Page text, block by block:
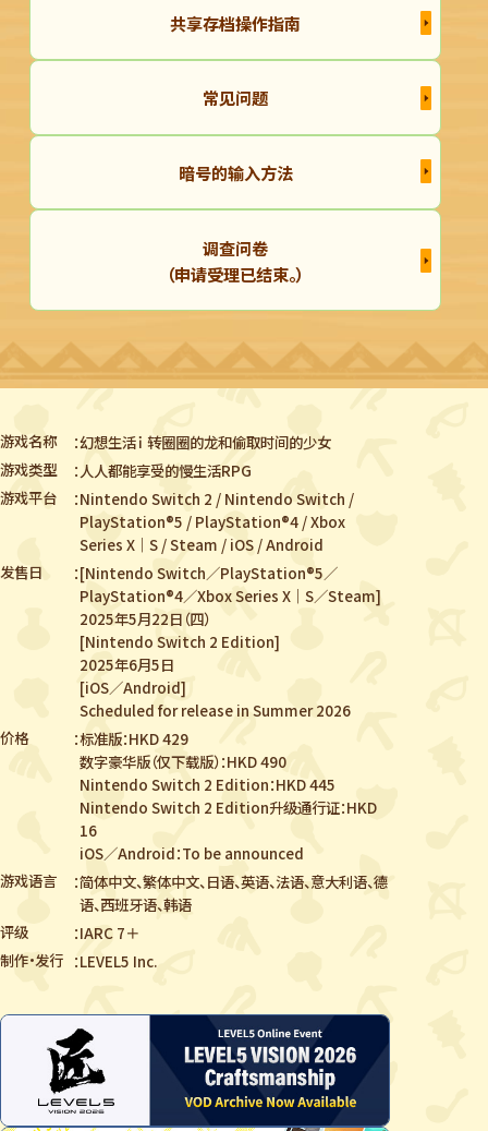
共享存档操作指南
常见问题
暗号的输入方法
调查问卷
（申请受理已结束。）
游戏名称
幻想生活ｉ 转圈圈的龙和偷取时间的少女
游戏类型
人人都能享受的慢生活RPG
游戏平台
Nintendo Switch 2 / Nintendo Switch /
PlayStation®5 / PlayStation®4 /Xbox
Series X｜S / Steam / iOS / Android
发售日
[Nintendo Switch／PlayStation®5／
PlayStation®4／Xbox Series X｜S／Steam]
2025年5月22日（四）
[Nintendo Switch 2 Edition]
2025年6月5日
[iOS／Android]
Scheduled for release in Summer 2026
价格
标准版：HKD 429
数字豪华版（仅下载版）：HKD 490
Nintendo Switch 2 Edition：HKD 445
Nintendo Switch 2 Edition升级通行证：HKD
16
iOS／Android：To be announced
游戏语言
简体中文、繁体中文、日语、英语、法语、意大利语、德
语、西班牙语、韩语
评级
IARC 7＋
制作・发行
LEVEL5 Inc.